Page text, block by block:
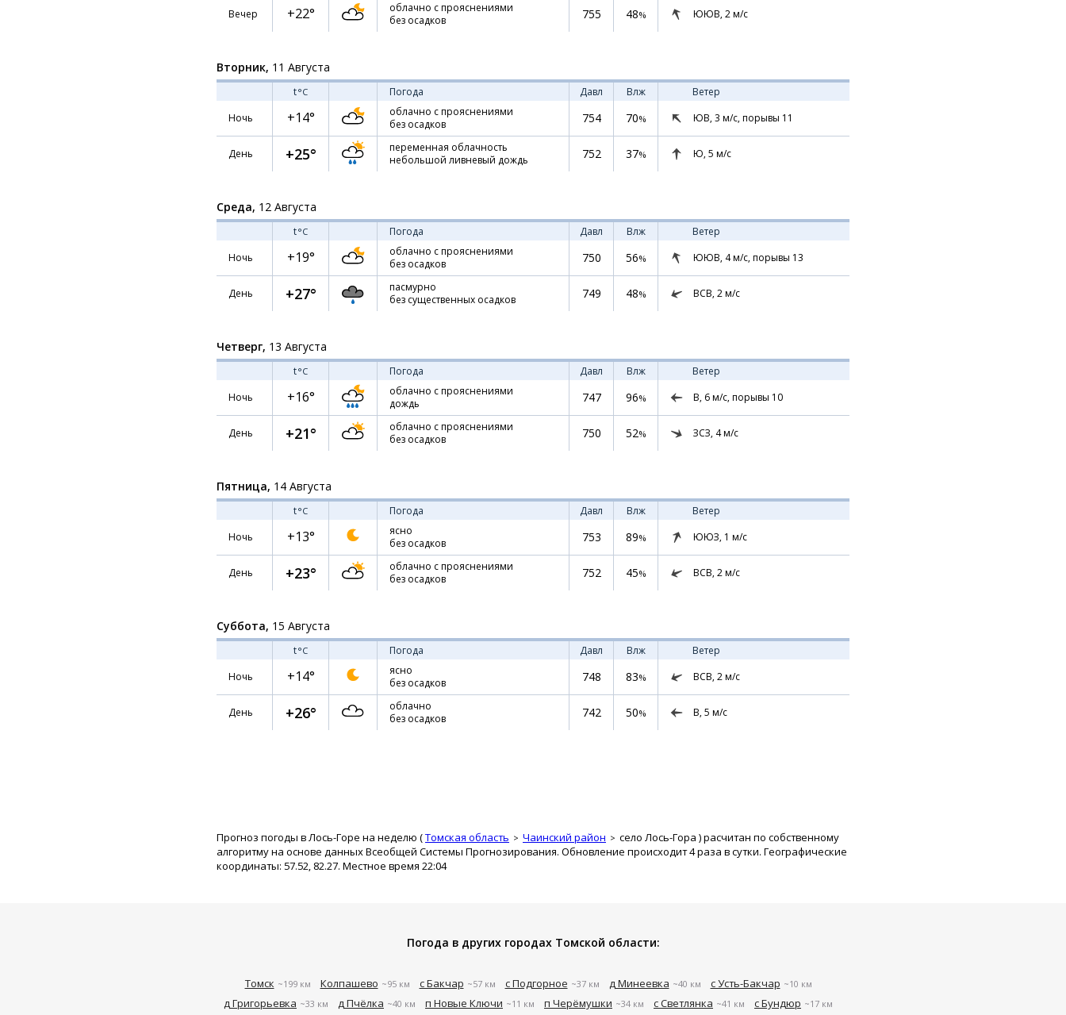
Вечер +22°
облачно с прояснениями
без осадков
755 48% ЮЮВ, 2м/с
Вторник, 11 Августа
t°C Погода Давл Влж
Ветер
Ночь
+14°
облачно с прояснениями
без осадков
754 70% ЮВ, 3 м/с, порывы 11
День +25°
переменная облачность
небольшой ливневый дождь
752 37% Ю, 5 м/с
Среда, 12 Августа
t°C Погода Давл Влж
Ветер
Ночь
+19°
облачно с прояснениями
без осадков
750 56% ЮЮВ, 4м/с, порывы 13
День +27°
пасмурно
без существенных осадков
749 48% ВСВ, 2м/с
Четверг, 13 Августа
t°C Погода Давл Влж
Ветер
Ночь
+16°
облачно с прояснениями
дождь
747 96% В, 6м/с, порывы 10
День +21°
облачно с прояснениями
без осадков
750 52% ЗСЗ, 4м/с
Пятница, 14 Августа
t°C Погода Давл Влж
Ветер
Ночь
+13°
ясно
без осадков
753 89% ЮЮЗ, 1 м/с
День +23°
облачно с прояснениями
без осадков
752 45% ВСВ, 2м/с
Суббота, 15 Августа
t°C Погода Давл Влж
Ветер
Ночь
+14°
ясно
без осадков
748 83% ВСВ, 2м/с
День +26°
облачно
без осадков
742 50% В, 5 м/с
Прогноз погоды в Лось-Горе на неделю (Томская область Чаинский район село Лось-Гора ) расчитан по собственному
алгоритму на основе данных Всеобщей Системы Прогнозирования. Обновление происходит 4 раза в сутки. Географические
координаты: 57.52, 82.27. Местное время 22:04
Погода в других городах Томской области:
Томск ~199 км Колпашево ~95 км с Бакчар ~57 км с Подгорное ~37 км д Минеевка ~40 км с Усть-Бакчар ~10 км
д Григорьевка ~33 км д Пчёлка ~40 км п Новые Ключи ~11 км п Черёмушки ~34 км с Светлянка ~41 км с Бундюр ~17 км